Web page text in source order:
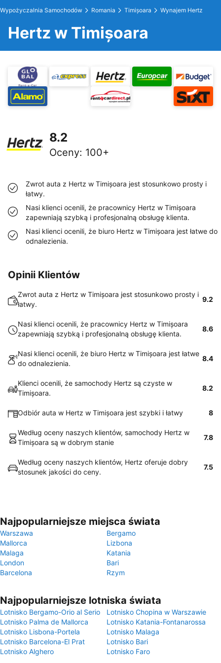
Wypożyczalnia Samochodów Romania Timișoara Wynajem Hertz
Hertz w Timișoara
8.2
Oceny: 100+
Zwrot auta z Hertz w Timișoara jest stosunkowo prosty i
łatwy.
Nasi klienci ocenili, że pracownicy Hertz w Timișoara
zapewniają szybką i profesjonalną obsługę klienta.
Nasi klienci ocenili, że biuro Hertz w Timișoara jest łatwe do
odnalezienia.
Opinii Klientów
Zwrot auta z Hertz w Timișoara jest stosunkowo prosty i
łatwy.
9.2
Nasi klienci ocenili, że pracownicy Hertz w Timișoara
zapewniają szybką i profesjonalną obsługę klienta.
8.6
Nasi klienci ocenili, że biuro Hertz w Timișoara jest łatwe
do odnalezienia.
8.4
Klienci ocenili, że samochody Hertz są czyste w
Timișoara.
8.2
Odbiór auta w Hertz w Timișoara jest szybki i łatwy 8
Według oceny naszych klientów, samochody Hertz w
Timișoara są w dobrym stanie
7.8
Według oceny naszych klientów, Hertz oferuje dobry
stosunek jakości do ceny.
7.5
Najpopularniejsze miejsca świata
Warszawa
Bergamo
Mallorca
Lizbona
Malaga
Katania
London
Bari
Barcelona
Rzym
Najpopularniejsze lotniska świata
Lotnisko Bergamo-Orio al Serio
Lotnisko Chopina w Warszawie
Lotnisko Palma de Mallorca
Lotnisko Katania-Fontanarossa
Lotnisko Lisbona-Portela
Lotnisko Malaga
Lotnisko Barcelona-El Prat
Lotnisko Bari
Lotnisko Alghero
Lotnisko Faro